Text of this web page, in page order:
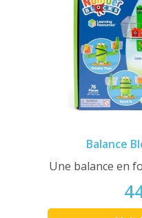
Balance
Une balance en